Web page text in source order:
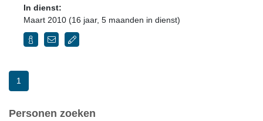
In dienst:
Maart 2010 (16 jaar, 5 maanden in dienst)
1
Personen zoeken